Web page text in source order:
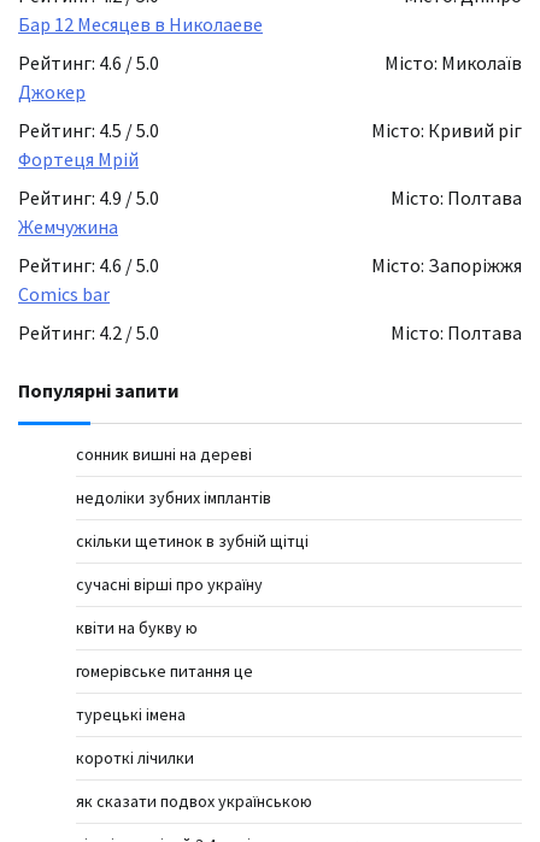
Бар 12 Месяцев в Николаеве
Рейтинг: 4.6 / 5.0
Місто: Миколаїв
Джокер
Рейтинг: 4.5 / 5.0
Місто: Кривий ріг
Фортеця Мрій
Рейтинг: 4.9 / 5.0
Місто: Полтава
Жемчужина
Рейтинг: 4.6 / 5.0
Місто: Запоріжжя
Comics bar
Рейтинг: 4.2 / 5.0
Місто: Полтава
Популярні запити
сонник вишні на дереві
недоліки зубних імплантів
скільки щетинок в зубній щітці
сучасні вірші про україну
квіти на букву ю
гомерівське питання це
турецькі імена
короткі лічилки
як сказати подвох українською